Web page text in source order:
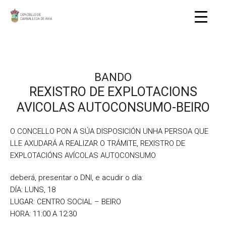
BANDO
REXISTRO DE EXPLOTACIONS
AVICOLAS AUTOCONSUMO-BEIRO
O CONCELLO PON A SÚA DISPOSICIÓN UNHA PERSOA QUE
LLE AXUDARÁ A REALIZAR O TRÁMITE, REXISTRO DE
EXPLOTACIÓNS AVÍCOLAS AUTOCONSUMO
deberá, presentar o DNI, e acudir o día:
DÍA: LUNS, 18
LUGAR: CENTRO SOCIAL – BEIRO
HORA: 11:00 A 12:30